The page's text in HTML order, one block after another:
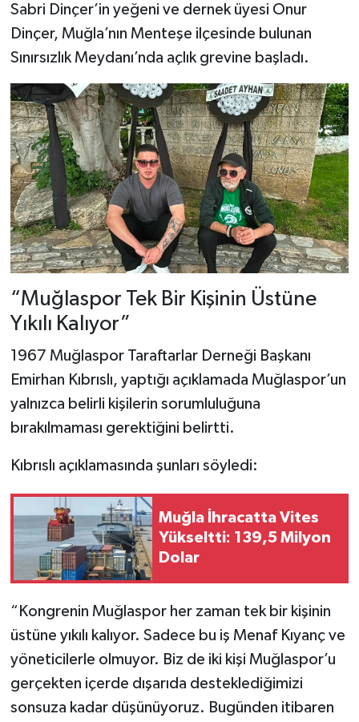
Sabri Dinçer’in yeğeni ve dernek üyesi Onur
Dinçer, Muğla’nın Menteşe ilçesinde bulunan
Sınırsızlık Meydanı’nda açlık grevine başladı.
“Muğlaspor Tek Bir Kişinin Üstüne
Yıkılı Kalıyor”
1967 Muğlaspor Taraftarlar Derneği Başkanı
Emirhan Kıbrıslı, yaptığı açıklamada Muğlaspor’un
yalnızca belirli kişilerin sorumluluğuna
bırakılmaması gerektiğini belirtti.
Kıbrıslı açıklamasında şunları söyledi:
Muğla İhracatta Vites
Yükseltti: 139,5 Milyon
Dolar
“Kongrenin Muğlaspor her zaman tek bir kişinin
üstüne yıkılı kalıyor. Sadece bu iş Menaf Kıyanç ve
yöneticilerle olmuyor. Biz de iki kişi Muğlaspor’u
gerçekten içerde dışarıda desteklediğimizi
sonsuza kadar düşünüyoruz. Bugünden itibaren